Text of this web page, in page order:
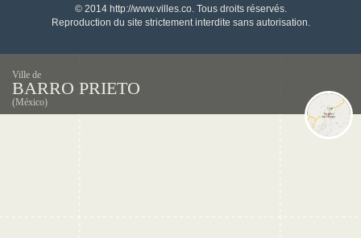
© 2014 http://www.villes.co. Tous droits réservés.
Reproduction du site strictement interdite sans autorisation.
Ville de
BARRO PRIETO
(México)